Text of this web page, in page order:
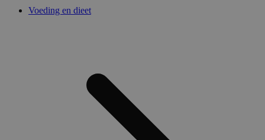
Voeding en dieet